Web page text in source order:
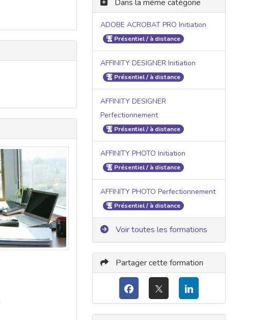
Dans la même catégorie
ADOBE ACROBAT PRO Initiation
Présentiel / à distance
AFFINITY DESIGNER Initiation
Présentiel / à distance
AFFINITY DESIGNER
Perfectionnement
Présentiel / à distance
AFFINITY PHOTO Initiation
Présentiel / à distance
AFFINITY PHOTO Perfectionnement
Présentiel / à distance
Voir toutes les formations
Partager cette formation